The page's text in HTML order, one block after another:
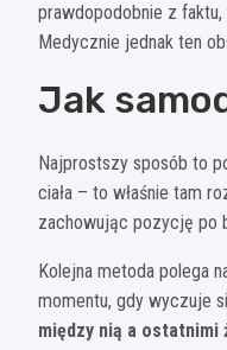
prawdopodobnie z faktu,
Medycznie jednak ten
Jak
Najprostszy sposób to
ciała – to właśnie tam
zachowując pozycję po
Kolejna metoda polega
momentu, gdy wyczuje
między nią a ostatnimi